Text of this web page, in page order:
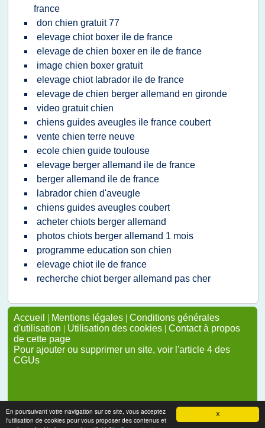
X
En poursuivant votre navigation sur ce site, vous acceptez
l'utilisation de cookies pour vous proposer des contenus et
france
don chien gratuit 77
elevage chiot boxer ile de france
elevage de chien boxer en ile de france
image chien boxer gratuit
elevage chiot labrador ile de france
elevage de chien berger allemand en gironde
video gratuit chien
chiens guides aveugles ile france coubert
vente chien terre neuve
ecole chien guide toulouse
elevage berger allemand ile de france
berger allemand ile de france
labrador chien d'aveugle
chiens guides aveugles coubert
acheter chiots berger allemand
photos chiots berger allemand 1 mois
programme education son chien
elevage chiot ile de france
recherche chiot berger allemand pas cher
Accueil | Mentions légales | Conditions générales
d'utilisation | Utilisation des cookies | Contact à propos
de cette page
Pour ajouter ou supprimer un site, voir l'article 4 des
CGUs